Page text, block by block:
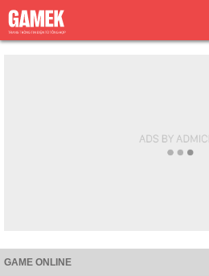
GAME ONLINE